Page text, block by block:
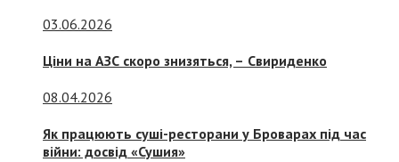
03.06.2026
Ціни на АЗС скоро знизяться, – Свириденко
08.04.2026
Як працюють суші-ресторани у Броварах під час
війни: досвід «Сушия»